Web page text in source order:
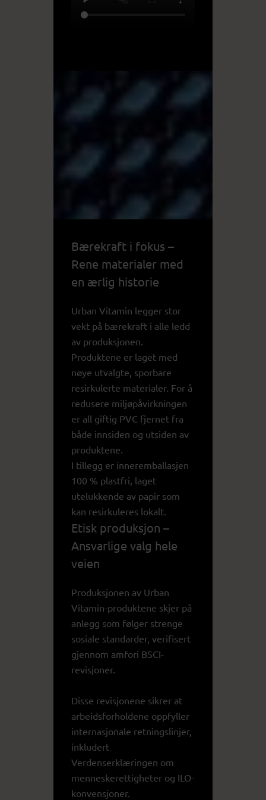
Bærekraft i fokus –
Rene materialer med
en ærlig historie
Urban Vitamin legger stor
vekt på bærekraft i alle ledd
av produksjonen.
Produktene er laget med
nøye utvalgte, sporbare
resirkulerte materialer. For å
redusere miljøpåvirkningen
er all giftig PVC fjernet fra
både innsiden og utsiden av
produktene.
I tillegg er inneremballasjen
100 % plastfri, laget
utelukkende av papir som
kan resirkuleres lokalt.
Etisk produksjon –
Ansvarlige valg hele
veien
Produksjonen av Urban
Vitamin-produktene skjer på
anlegg som følger strenge
sosiale standarder, verifisert
gjennom amfori BSCI-
revisjoner.
Disse revisjonene sikrer at
arbeidsforholdene oppfyller
internasjonale retningslinjer,
inkludert
Verdenserklæringen om
menneskerettigheter og ILO-
konvensjoner.